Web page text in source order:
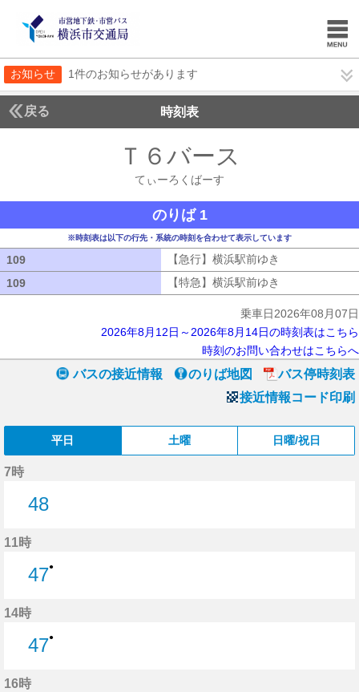
お知らせ 1件のお知らせがあります
戻る 時刻表
Ｔ６バース
てぃーろくばーす
のりば 1
※時刻表は以下の行先・系統の時刻を合わせて表示しています
109 【急行】横浜駅前ゆき
109
【特急】横浜駅前ゆき
乗車日2026年08月07日
2026年8月12日～2026年8月14日の時刻表はこちら
時刻のお問い合わせはこちらへ
バスの接近情報 のりば地図
バス停時刻表
接近情報コード印刷
平日 土曜 日曜/祝日
7時
48
11時
47●
14時
47●
16時